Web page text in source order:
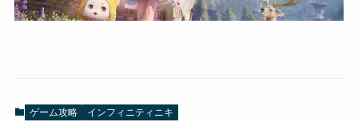
ゲーム攻略 インフィニティニキ